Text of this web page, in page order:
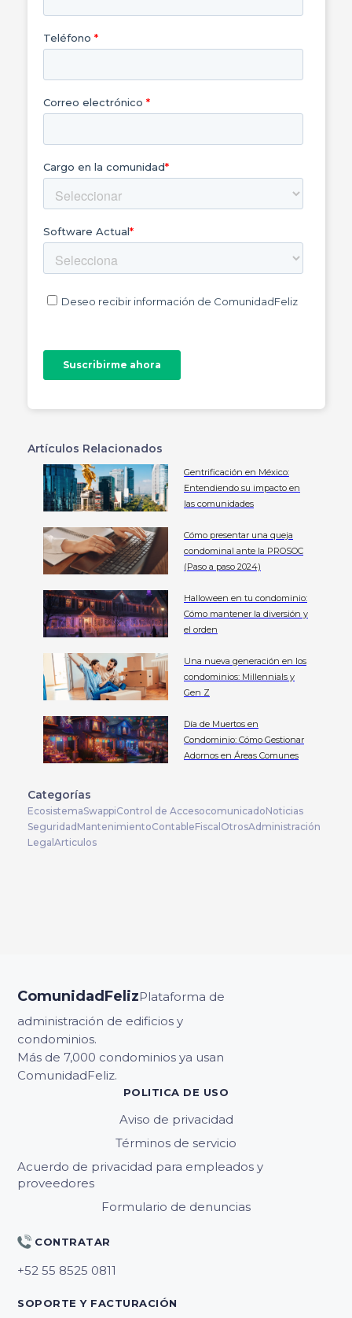
Artículos Relacionados
Gentrificación en México:
Entendiendo su impacto en
las comunidades
Cómo presentar una queja
condominal ante la PROSOC
(Paso a paso 2024)
Halloween en tu condominio:
Cómo mantener la diversión y
el orden
Una nueva generación en los
condominios: Millennials y
Gen Z
Día de Muertos en
Condominio: Cómo Gestionar
Adornos en Áreas Comunes
Categorías
EcosistemaSwappiControl de AccesocomunicadoNoticias
Seguridad MantenimientoContableFiscal OtrosAdministración
Legal Articulos
ComunidadFelizPlataforma de
administración de edificios y
condominios.
Más de 7,000 condominios ya usan
ComunidadFeliz.
POLITICA DE USO
Aviso de privacidad
Términos de servicio
Acuerdo de privacidad para empleados y
proveedores
Formulario de denuncias
CONTRATAR
SOPORTE Y FACTURACIÓN